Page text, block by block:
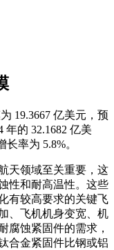
19.3667 亿美元，预
年的 32.1682 亿美
率为 5.8%。
天领域至关重要，这
性和耐高温性。这些
有较高要求的关键飞
、飞机机身变宽、机
腐蚀紧固件的需求，
合金紧固件比钢或铝